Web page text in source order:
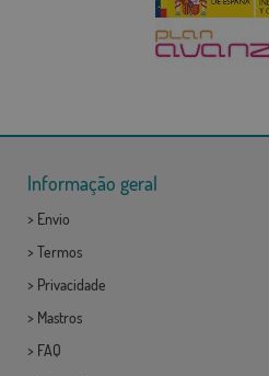
Informação geral
> Envio
> Termos
> Privacidade
> Mastros
> FAQ